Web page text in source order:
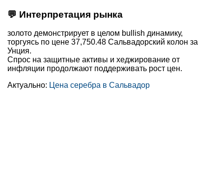
💬 Интерпретация рынка
золото демонстрирует в целом bullish динамику,
торгуясь по цене 37,750.48 Сальвадорский колон за
Унция.
Спрос на защитные активы и хеджирование от
инфляции продолжают поддерживать рост цен.
Актуально: Цена серебра в Сальвадор